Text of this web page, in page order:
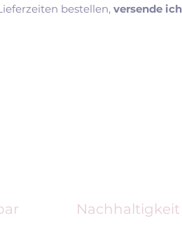
bestellen, versende
Nachhaltigkeit